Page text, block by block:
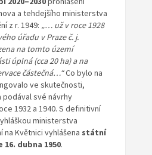
a tehdejšího ministerstva
z r. 1949: „… už v roce 1928
úřadu v Praze č. j.
na tomto území
úplná (cca 20 ha) a na
částečná…“Co bylo na
ve skutečnosti,
podával své návrhy
1932 a 1940. S definitivní
ministerstva
na Květnici vyhlášena státní
dubna 1950.